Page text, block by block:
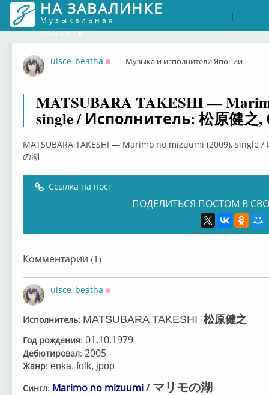
НА ЗАВАЛИНКЕ
Музыкальная
соцсеть
|
uisce_beatha
Оффлайн
Музыка и исполнители Японии
MATSUBARA TAKESHI —
single / Исполнитель: 松原健之
MATSUBARA TAKESHI — Marimo no mizuumi (2009), single /
の湖
Ссылка на пост
ПОДЕЛИТЬСЯ ПОСТОМ В
Комментарии (1)
uisce_beatha
Исполнитель: MATSUBARA TAKESHI 松原健之
Год рождения: 01.10.1979
Дебютировал: 2005
Жанр: enka, folk, jpop
Сингл: Marimo no mizuumi/マリモの湖